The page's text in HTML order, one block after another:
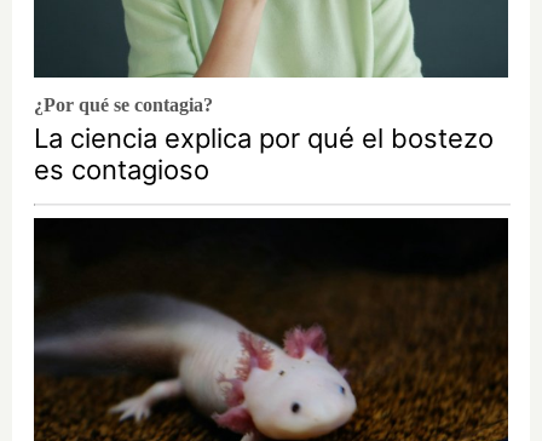
¿Por qué se contagia?
La ciencia explica por qué el bostezo
es contagioso